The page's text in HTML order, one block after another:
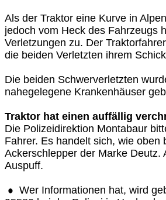
Als der Traktor eine Kurve in
jedoch vom Heck des Fahrzeugs
Verletzungen zu. Der
die beiden Verletzten ihrem
Die beiden Schwerverletzten
nahegelegene Krankenhäuser
Traktor hat einen auffällig
Die Polizeidirektion Montabaur
Fahrer. Es handelt sich, wie
Ackerschlepper der Marke Deutz.
Auspuff.
Wer Informationen hat, wird